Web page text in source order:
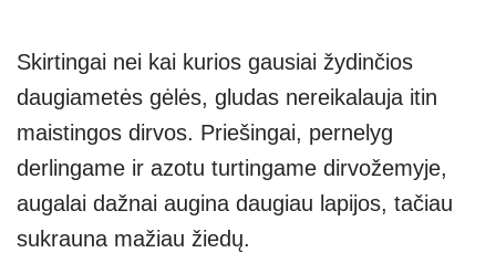
Skirtingai nei kai kurios gausiai žydinčios
daugiametės gėlės, gludas nereikalauja itin
maistingos dirvos. Priešingai, pernelyg
derlingame ir azotu turtingame dirvožemyje,
augalai dažnai augina daugiau lapijos, tačiau
sukrauna mažiau žiedų.